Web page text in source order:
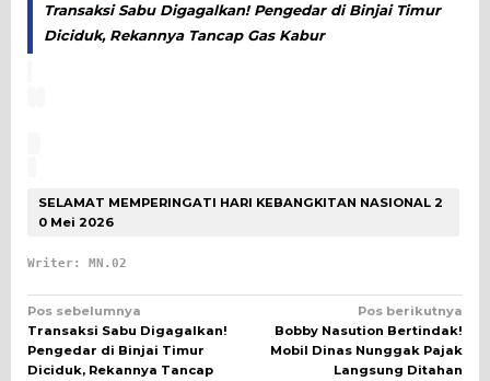
Transaksi Sabu Digagalkan! Pengedar di Binjai Timur
Diciduk, Rekannya Tancap Gas Kabur
SELAMAT MEMPERINGATI HARI KEBANGKITAN NASIONAL 2
0 Mei 2026
Writer: MN.02
Navigasi
pos
Pos sebelumnya
Transaksi Sabu Digagalkan!
Pengedar di Binjai Timur
Diciduk, Rekannya Tancap
Pos berikutnya
Bobby Nasution Bertindak!
Mobil Dinas Nunggak Pajak
Langsung Ditahan